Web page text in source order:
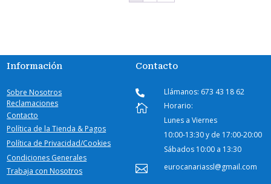
Información
Sobre Nosotros
Reclamaciones
Contacto
Política de la Tienda & Pagos
Política de Privacidad/Cookies
Condiciones Generales
Trabaja con Nosotros
Contacto
 Llámanos: 673 43 18 62

Horario:
Lunes a Viernes
10:00-13:30 y de 17:00-20:00
Sábados 10:00 a 13:30
 eurocanariassl@gmail.com